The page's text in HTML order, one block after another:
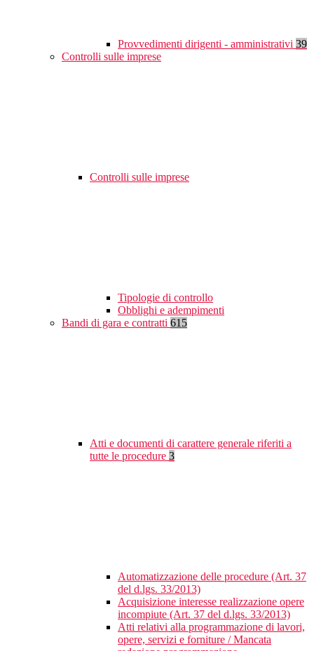
Provvedimenti dirigenti - amministrativi 39
Controlli sulle imprese
Controlli sulle imprese
Tipologie di controllo
Obblighi e adempimenti
Bandi di gara e contratti 615
Atti e documenti di carattere generale riferiti a
tutte le procedure 3
Automatizzazione delle procedure (Art. 37
del d.lgs. 33/2013)
Acquisizione interesse realizzazione opere
incompiute (Art. 37 del d.lgs. 33/2013)
Atti relativi alla programmazione di lavori,
opere, servizi e forniture / Mancata